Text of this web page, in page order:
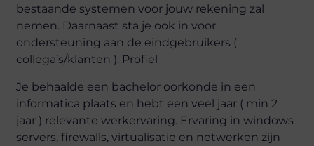
bestaande systemen voor jouw rekening zal
nemen. Daarnaast sta je ook in voor
ondersteuning aan de eindgebruikers (
collega’s/klanten ). Profiel
Je behaalde een bachelor oorkonde in een
informatica plaats en hebt een veel jaar ( min 2
jaar ) relevante werkervaring. Ervaring in windows
servers, firewalls, virtualisatie en netwerken zijn